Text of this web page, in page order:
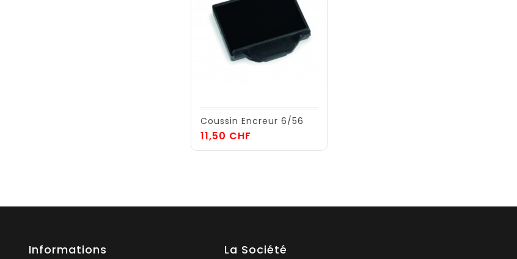
Coussin Encreur 6/56
11,50 CHF
Informations La Société